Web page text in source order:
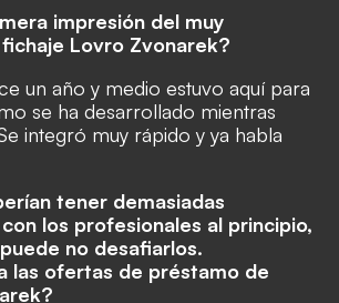
impresión del muy
Lovro Zvonarek?
un año y medio estuvo aquí para
se ha desarrollado mientras
integró muy rápido y ya habla
tener demasiadas
los profesionales al principio,
no desafiarlos.
las ofertas de préstamo de